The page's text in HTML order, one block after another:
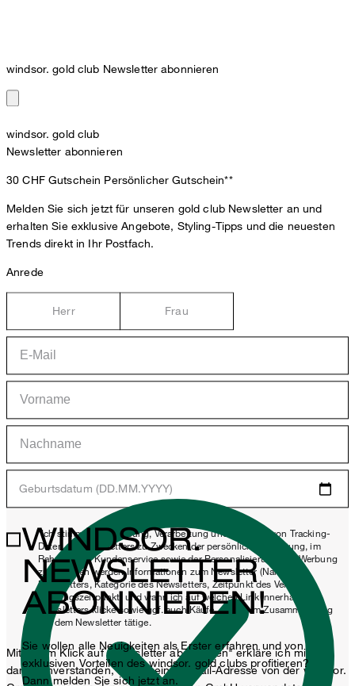
windsor. gold club Newsletter abonnieren
windsor. gold club
Newsletter abonnieren
30 CHF Gutschein Persönlicher Gutschein**
Melden Sie sich jetzt für unseren gold club Newsletter an und
erhalten Sie exklusive Angebote, Styling-Tipps und die neuesten
Trends direkt in Ihr Postfach.
Anrede
Herr Frau
Geburtsdatum (DD.MM.YYYY)
*Ich stimme der Erhebung, Verarbeitung und Nutzung von Tracking-
Daten des Newsletters zu Zwecken der persönlichen Beratung, im
Rahmen des Kundenservice sowie der Personalisierung von Werbung
zu. Erhoben werden Informationen zum Newsletter (Name des
Newsletters, Kategorie des Newsletters, Zeitpunkt des Versands,
Öffnungszeitpunkt) und wann ich auf welchen Link innerhalb des
Newsletters klicke sowie ggf. auch Käufe, die ich im Zusammenhang
mit dem Newsletter tätige.
Mit einem Klick auf „Newsletter abonnieren" erkläre ich mich
damit einverstanden, dass meine E-Mail-Adresse von der windsor.
WINDSOR.
NEWSLETTER
ABONNIEREN!
Sie wollen alle Neuigkeiten als Erster erfahren und von
exklusiven Vorteilen des windsor. gold clubs profitieren?
Dann melden Sie sich jetzt an.